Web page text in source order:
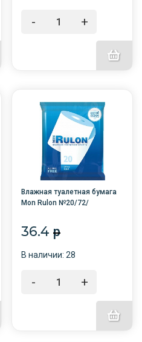
- +
Влажная туалетная бумага
Mon Rulon №20/72/
36.4p
В наличии: 28
- +